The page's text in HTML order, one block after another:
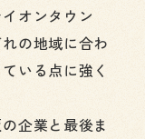
オンタウン
の地域に合わ
いる点に強く
企業と最後ま